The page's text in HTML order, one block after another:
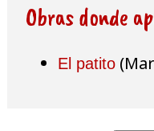
Obras donde
El patito